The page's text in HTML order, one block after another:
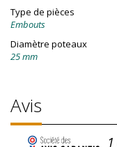
Type de pièces
Embouts
Diamètre poteaux
25 mm
Avis
1